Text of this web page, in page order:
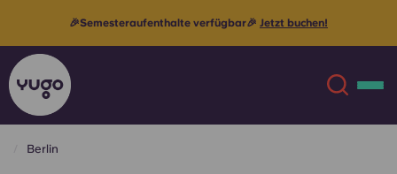
Berlin
🎉Semesteraufenthalte verfügbar🎉 Jetzt buchen!